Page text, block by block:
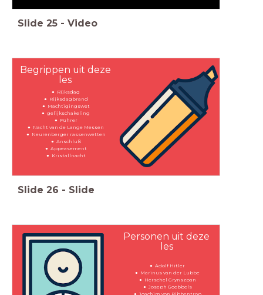
Slide 25 - Video
Begrippen uit deze
les
Rijksdag
Rijksdagbrand
Machtigingswet
gelijkschakeling
Führer
Nacht van de Lange Messen
Neurenberger rassenwetten
Anschluß
Appeasement
Kristallnacht
Slide 26 - Slide
Personen uit deze
les
Adolf Hitler
Marinus van der Lubbe
Herschel Grynszpan
Joseph Goebbels